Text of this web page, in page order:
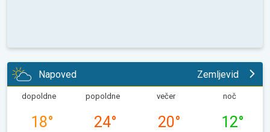
Napoved Zemljevid
dopoldne
18°
popoldne
24°
večer
20°
noč
12°